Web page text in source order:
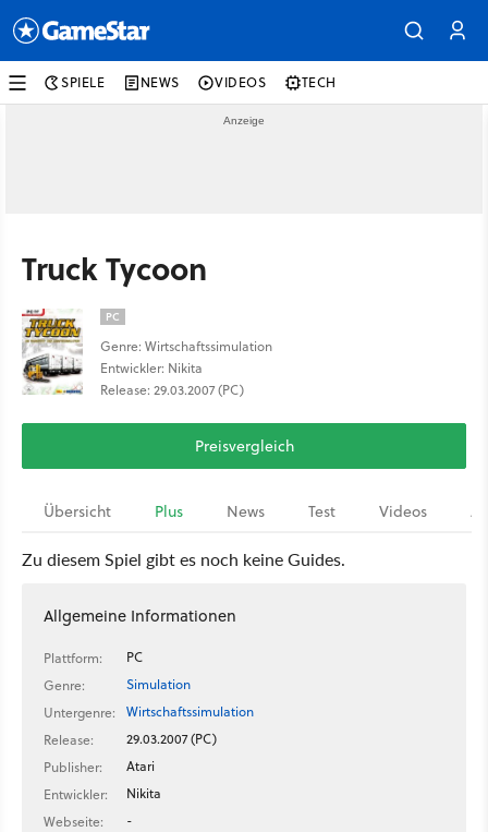
SPIELE NEWS VIDEOS TECH
Truck Tycoon
PC
Genre: Wirtschaftssimulation
Entwickler: Nikita
Release: 29.03.2007 (PC)
Preisvergleich
Übersicht Plus News Test Videos
Zu diesem Spiel gibt es noch keine Guides.
Allgemeine Informationen
Plattform:
PC
Genre:
Simulation
Untergenre:
Wirtschaftssimulation
Release:
29.03.2007 (PC)
Publisher:
Atari
Entwickler:
Nikita
Webseite:
-